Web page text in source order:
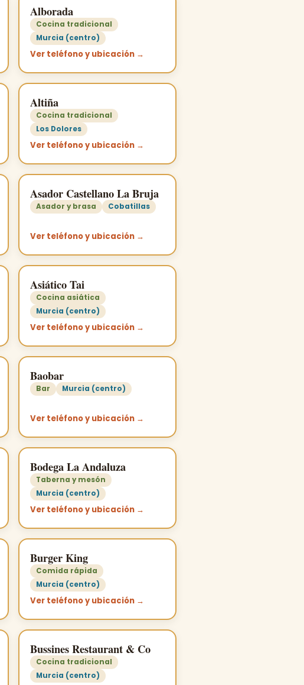
Alborada
Cocina tradicional
Murcia (centro)
Ver teléfono y ubicación →
Altiña
Cocina tradicional
Los Dolores
Ver teléfono y ubicación →
Asador Castellano La Bruja
Asador y brasa Cobatillas
Ver teléfono y ubicación →
Asiático Tai
Cocina asiática
Murcia (centro)
Ver teléfono y ubicación →
Baobar
Bar Murcia (centro)
Ver teléfono y ubicación →
Bodega La Andaluza
Taberna y mesón
Murcia (centro)
Ver teléfono y ubicación →
Burger King
Comida rápida
Murcia (centro)
Ver teléfono y ubicación →
Bussines Restaurant & Co
Cocina tradicional
Murcia (centro)